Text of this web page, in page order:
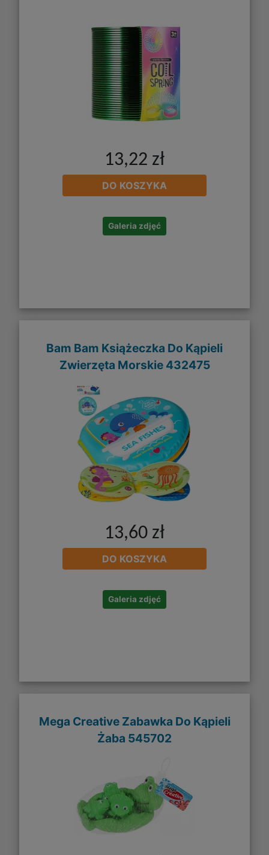
13,22 zł
DO KOSZYKA
Galeria zdjęć
Bam Bam Książeczka Do Kąpieli
Zwierzęta Morskie 432475
13,60 zł
DO KOSZYKA
Galeria zdjęć
Mega Creative Zabawka Do Kąpieli
Żaba 545702